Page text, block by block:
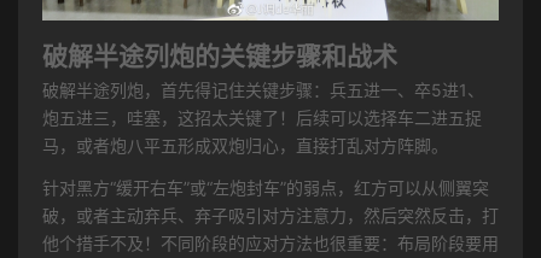
破解半途列炮的关键步骤和战术
破解半途列炮，首先得记住关键步骤：兵五进一、卒5进1、
炮五进三，哇塞，这招太关键了！后续可以选择车二进五捉
马，或者炮八平五形成双炮归心，直接打乱对方阵脚。
针对黑方“缓开右车”或“左炮封车”的弱点，红方可以从侧翼突
破，或者主动弃兵、弃子吸引对方注意力，然后突然反击，打
他个措手不及！不同阶段的应对方法也很重要：布局阶段要用